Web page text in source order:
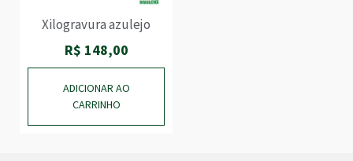
Xilogravura azulejo
R$ 148,00
ADICIONAR AO
CARRINHO